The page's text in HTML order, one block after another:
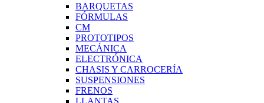
BARQUETAS
FÓRMULAS
CM
PROTOTIPOS
MECÁNICA
ELECTRÓNICA
CHASIS Y CARROCERÍA
SUSPENSIONES
FRENOS
LLANTAS